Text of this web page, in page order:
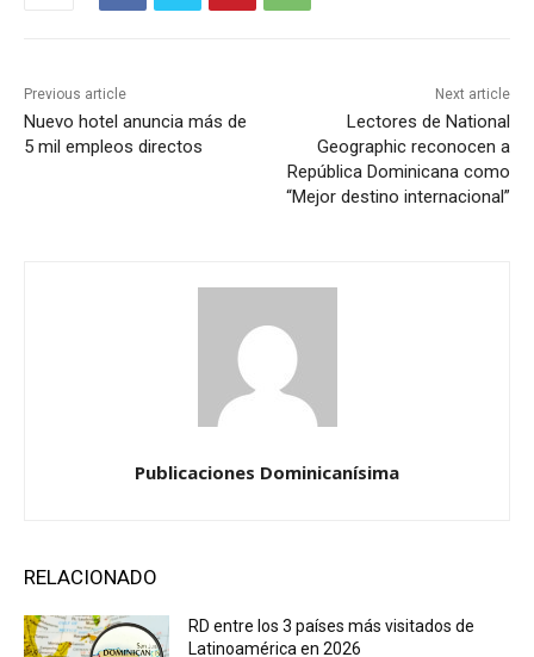
Previous article
Nuevo hotel anuncia más de
5 mil empleos directos
Next article
Lectores de National
Geographic reconocen a
República Dominicana como
“Mejor destino internacional”
Publicaciones Dominicanísima
RELACIONADO
RD entre los 3 países más visitados de
Latinoamérica en 2026